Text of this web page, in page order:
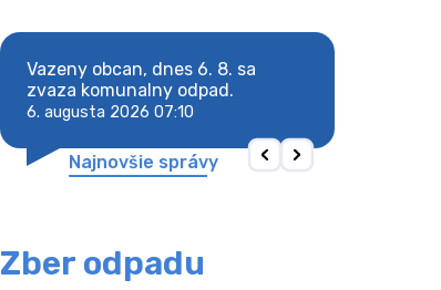
Vazeny obcan, dnes 6. 8. sa
zvaza komunalny odpad.
6. augusta 2026 07:10
Najnovšie správy
Zber odpadu